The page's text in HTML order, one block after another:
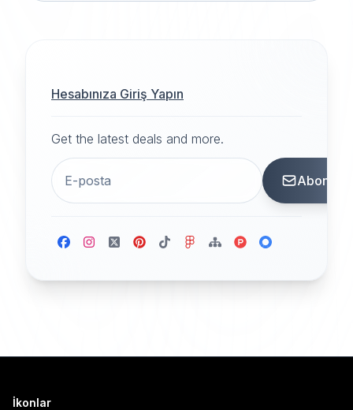
Hesabınıza Giriş Yapın
Get the latest deals and more.
Abone
İkonlar